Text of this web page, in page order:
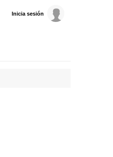
Inicia sesión